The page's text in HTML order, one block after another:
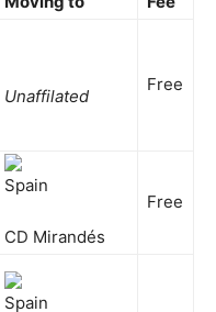
Unaffilated
Free
CD Mirandés
Free